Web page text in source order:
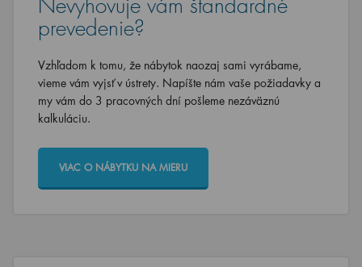
Nevyhovuje vám štandardné
prevedenie?
Vzhľadom k tomu, že nábytok naozaj sami vyrábame,
vieme vám vyjsť v ústrety. Napíšte nám vaše požiadavky a
my vám do 3 pracovných dní pošleme nezáväznú
kalkuláciu.
VIAC O NÁBYTKU NA MIERU